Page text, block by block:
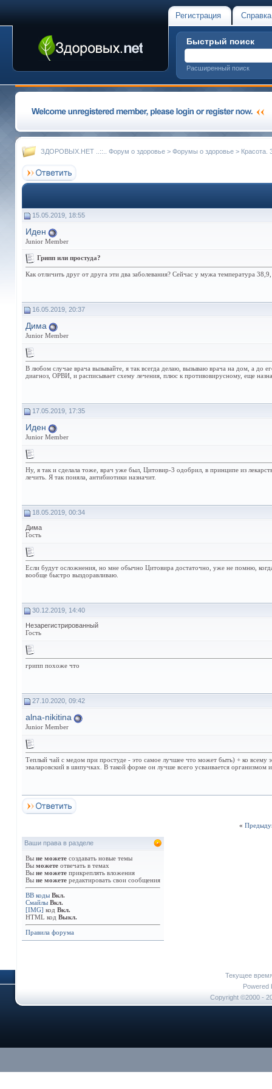
Регистрация Справка
Быстрый поиск
Расширенный поиск
ЗДОРОВЫХ.НЕТ ..::.. Форум о здоровье > Форумы о здоровье > Красота.
15.05.2019, 18:55
Иден
Junior Member
Грипп или простуда?
Как отличить друг от друга эти два заболевания? Сейчас у мужа температура
16.05.2019, 20:37
Дима
Junior Member
В любом случае врача вызывайте, я так всегда делаю, вызываю врача на дом, а
диагноз, ОРВИ, и расписывает схему лечения, плюс к противовирусному, еще
17.05.2019, 17:35
Иден
Junior Member
Ну, я так и сделала тоже, врач уже был, Цитовир-3 одобрил, в принципе из
лечить. Я так поняла, антибиотики назначит.
18.05.2019, 00:34
Димa
Гость
Если будут осложнения, но мне обычно Цитовира достаточно, уже не помню,
вообще быстро выздоравливаю.
30.12.2019, 14:40
Незарегистрированный
Гость
грипп похоже что
27.10.2020, 09:42
alna-nikitina
Junior Member
Теплый чай с медом при простуде - это самое лучшее что может быть) + ко
эваларовский в шипучках. В такой форме он лучше всего усваивается организмом
«
Ваши права в разделе
Вы не можете создавать новые темы
Вы можете отвечать в темах
Вы не можете прикреплять вложения
Вы не можете редактировать свои сообщения
BB коды Вкл.
Смайлы Вкл.
[IMG] код Вкл.
HTML код Выкл.
Правила форума
Текущее
Powered
Copyright ©2000 -